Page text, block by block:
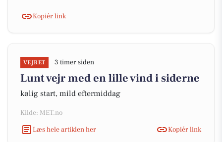
Kopiér link
VEJRET 3 timer siden
Lunt vejr med en lille vind i siderne
kølig start, mild eftermiddag
Kilde: MET.no
Læs hele artiklen her
Kopiér link